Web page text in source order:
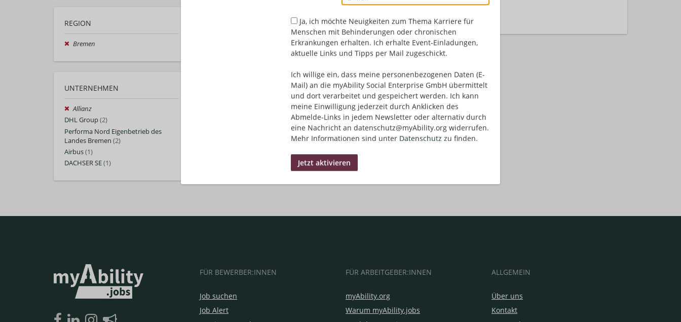
REGION
Bremen
UNTERNEHMEN
Allianz
DHL Group(2)
Performa Nord Eigenbetrieb des
Landes Bremen (2)
Airbus(1)
DACHSER SE(1)
Ja, ich möchte Neuigkeiten zum Thema Karriere für
Menschen mit Behinderungen oder chronischen
Erkrankungen erhalten. Ich erhalte Event-Einladungen,
aktuelle Links und Tipps per Mail zugeschickt.
Ich willige ein, dass meine personenbezogenen Daten (E-
Mail) an die myAbility Social Enterprise GmbH übermittelt
und dort verarbeitet und gespeichert werden. Ich kann
meine Einwilligung jederzeit durch Anklicken des
Abmelde-Links in jedem Newsletter oder alternativ durch
eine Nachricht an datenschutz@myAbility.org widerrufen.
Mehr Informationen sind unter Datenschutz zu finden.
FÜR BEWERBER:INNEN
Job suchen
Job Alert
FÜR ARBEITGEBER:INNEN
myAbility.org
Warum myAbility.jobs
ALLGEMEIN
Über uns
Kontakt